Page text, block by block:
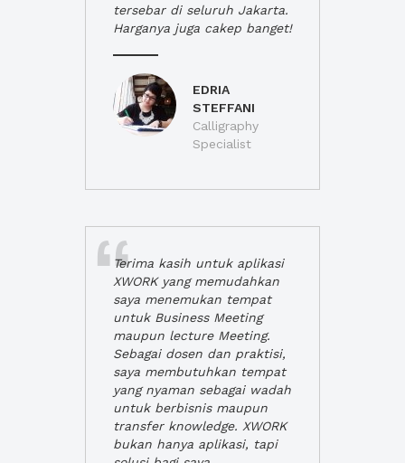
tersebar di seluruh Jakarta.
Harganya juga cakep banget!
EDRIA
STEFFANI
Calligraphy
Specialist
Terima kasih untuk aplikasi
XWORK yang memudahkan
saya menemukan tempat
untuk Business Meeting
maupun lecture Meeting.
Sebagai dosen dan praktisi,
saya membutuhkan tempat
yang nyaman sebagai wadah
untuk berbisnis maupun
transfer knowledge. XWORK
bukan hanya aplikasi, tapi